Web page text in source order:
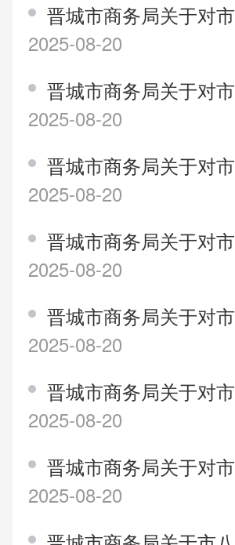
晋城市商务局关于对
2025-08-20
晋城市商务局关于对
2025-08-20
晋城市商务局关于对
2025-08-20
晋城市商务局关于对
2025-08-20
晋城市商务局关于对
2025-08-20
晋城市商务局关于对
2025-08-20
晋城市商务局关于对
2025-08-20